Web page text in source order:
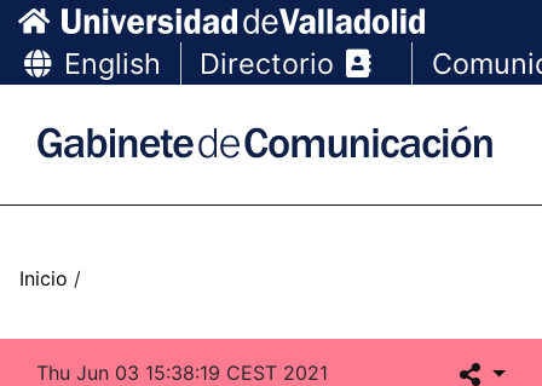
English Directorio
Thu Jun 03 15:38:19 CEST 2021